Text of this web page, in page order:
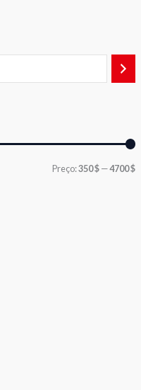
Preço:350 $—4700 $